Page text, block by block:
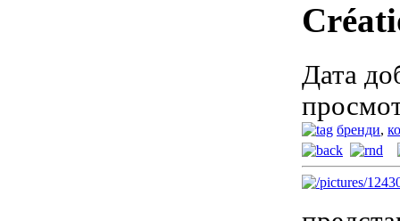
Дата
бренди,